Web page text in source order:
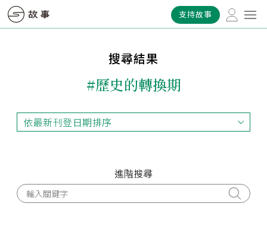
支持故事
搜尋結果
#歷史的轉換期
依最新刊登日期排序
依最新刊登日期排序
進階搜尋